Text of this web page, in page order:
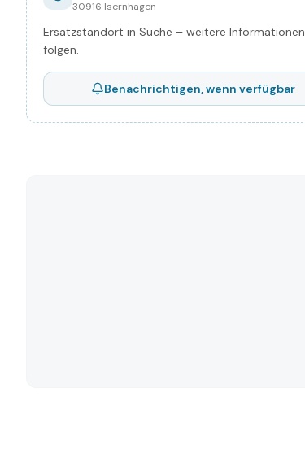
30916 Isernhagen
Ersatzstandort in Suche – weitere Informationen
folgen.
Benachrichtigen, wenn verfügbar